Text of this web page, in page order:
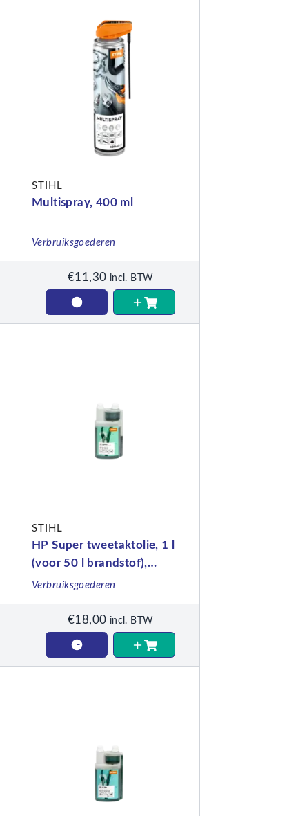
STIHL
Multispray, 400 ml
Verbruiksgoederen
€11,30 incl. BTW
STIHL
HP Super tweetaktolie, 1 l
(voor 50 l brandstof),
doseerfles
Verbruiksgoederen
€18,00 incl. BTW